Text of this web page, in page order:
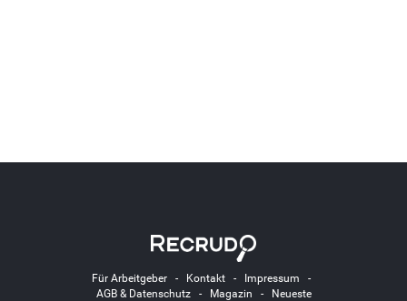
Für Arbeitgeber- Kontakt- Impressum -
AGB & Datenschutz- Magazin -
Neueste